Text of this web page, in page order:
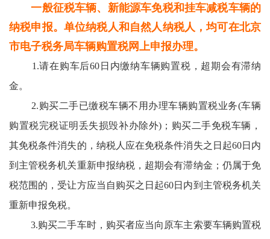
一般征税车辆、新能源车免税和挂车减税车辆的
纳税申报。单位纳税人和自然人纳税人，均可在北京
市电子税务局车辆购置税网上申报办理。
1.请在购车后60日内缴纳车辆购置税，超期会有滞纳
金。
2.购买二手已缴税车辆不用办理车辆购置税业务(车辆
购置税完税证明丢失损毁补办除外)；购买二手免税车辆，
其免税条件消失的，纳税人应在免税条件消失之日起60日内
到主管税务机关重新申报纳税，超期会有滞纳金；仍属于免
税范围的，受让方应当自购买之日起60日内到主管税务机关
重新申报免税。
3.购买二手车时，购买者应当向原车主索要车辆购置税